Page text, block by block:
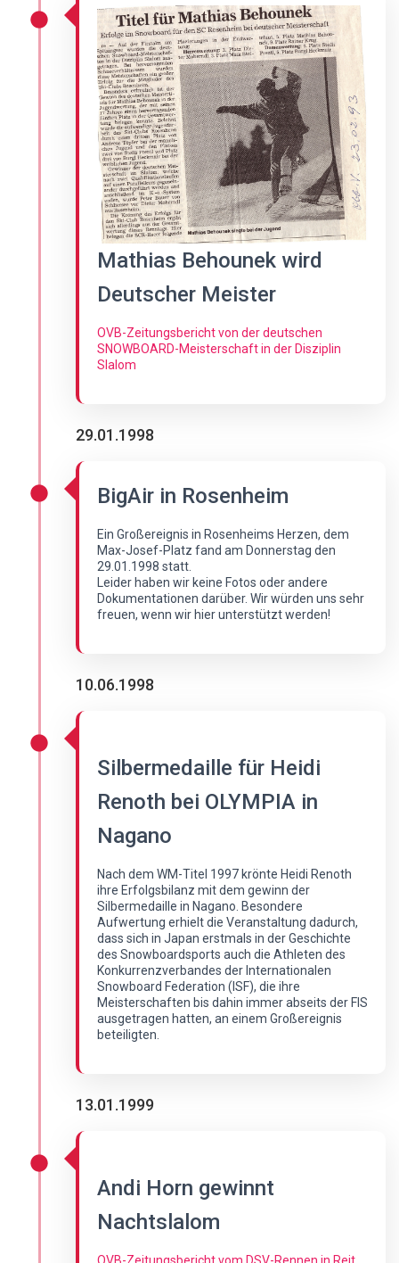
Mathias Behounek wird
Deutscher Meister
OVB-Zeitungsbericht von der deutschen
SNOWBOARD-Meisterschaft in der Disziplin
Slalom
29.01.1998
BigAir in Rosenheim
Ein Großereignis in Rosenheims Herzen, dem
Max-Josef-Platz fand am Donnerstag den
29.01.1998 statt.
Leider haben wir keine Fotos oder andere
Dokumentationen darüber. Wir würden uns sehr
freuen, wenn wir hier unterstützt werden!
10.06.1998
Silbermedaille für Heidi
Renoth bei OLYMPIA in
Nagano
Nach dem WM-Titel 1997 krönte Heidi Renoth
ihre Erfolgsbilanz mit dem gewinn der
Silbermedaille in Nagano. Besondere
Aufwertung erhielt die Veranstaltung dadurch,
dass sich in Japan erstmals in der Geschichte
des Snowboardsports auch die Athleten des
Konkurrenzverbandes der Internationalen
Snowboard Federation (ISF), die ihre
Meisterschaften bis dahin immer abseits der FIS
ausgetragen hatten, an einem Großereignis
beteiligten.
13.01.1999
Andi Horn gewinnt
Nachtslalom